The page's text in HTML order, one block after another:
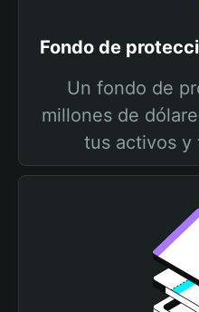
Fondo de
Un fondo de
millones de
tus activos y